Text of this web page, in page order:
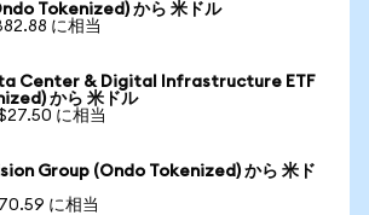
Tokenized) から 米ドル
に相当
Center & Digital Infrastructure ETF
から 米ドル
に相当
Group (Ondo Tokenized) から 米ド
に相当